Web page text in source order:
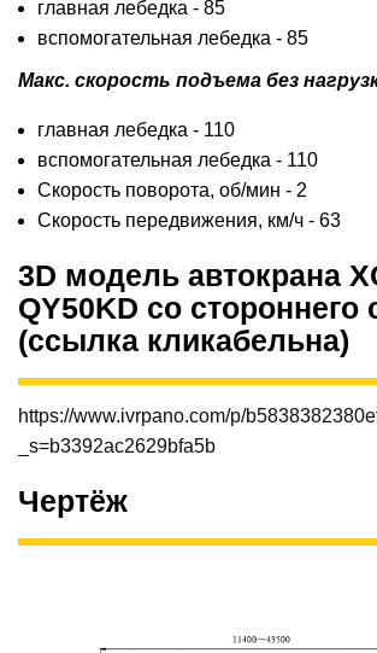
главная лебедка - 85
вспомогательная лебедка - 85
Макс. скорость подъема без
главная лебедка - 110
вспомогательная лебедка - 110
Скорость поворота, об/мин - 2
Скорость передвижения, км/ч - 63
3D модель автокрана
QY50KD со стороннего
(ссылка кликабельна)
https://www.ivrpano.com/p/
_s=b3392ac2629bfa5b
Чертёж